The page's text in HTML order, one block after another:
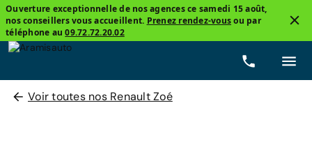
Ouverture exceptionnelle de nos agences ce samedi 15 août,
nos conseillers vous accueillent. Prenez rendez-vousou par
téléphone au09.72.72.20.02
Voir toutes nos Renault Zoé